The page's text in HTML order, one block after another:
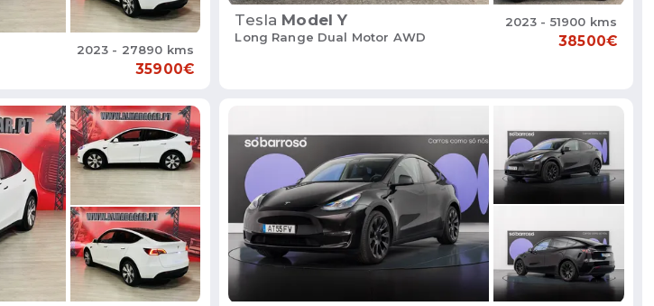
2023 - 27890 kms
35900€
Tesla Model Y
Long Range Dual Motor AWD
2023 - 51900 kms
38500€